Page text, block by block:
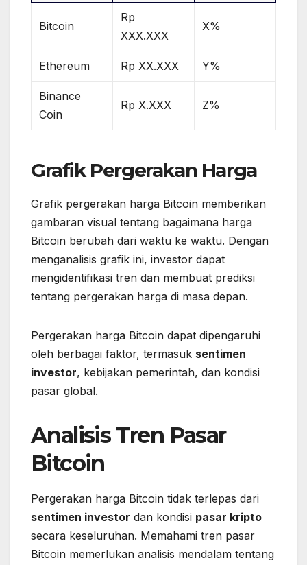
Bitcoin
Rp
XXX.XXX
X%
Ethereum Rp XX.XXX Y%
Binance
Coin
Rp X.XXX Z%
Grafik Pergerakan Harga
Grafik pergerakan harga Bitcoin memberikan
gambaran visual tentang bagaimana harga
Bitcoin berubah dari waktu ke waktu. Dengan
menganalisis grafik ini, investor dapat
mengidentifikasi tren dan membuat prediksi
tentang pergerakan harga di masa depan.
Pergerakan harga Bitcoin dapat dipengaruhi
oleh berbagai faktor, termasuk sentimen
investor, kebijakan pemerintah, dan kondisi
pasar global.
Analisis Tren Pasar
Bitcoin
Pergerakan harga Bitcoin tidak terlepas dari
sentimen investor dan kondisi pasar kripto
secara keseluruhan. Memahami tren pasar
Bitcoin memerlukan analisis mendalam tentang